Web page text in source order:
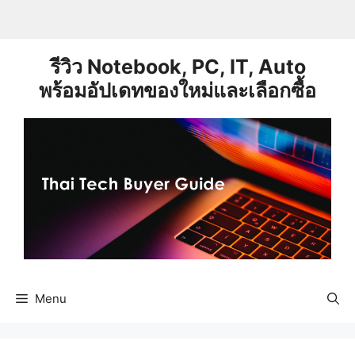
รีวิว Notebook, PC, IT, Auto
พร้อมอัปเดทของใหม่และเลือกซื้อ
Menu